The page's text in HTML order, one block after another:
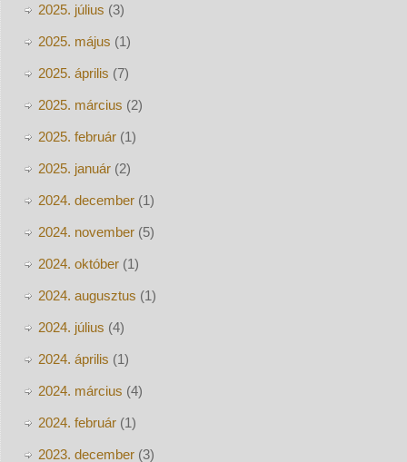
2025. július (3)
2025. május (1)
2025. április (7)
2025. március (2)
2025. február(1)
2025. január(2)
2024. december(1)
2024. november(5)
2024. október(1)
2024. augusztus (1)
2024. július (4)
2024. április (1)
2024. március (4)
2024. február(1)
2023. december(3)